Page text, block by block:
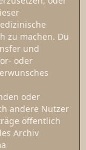
zu machen. Du
und
oder
oder
andere Nutzer
öffentlich
Archiv